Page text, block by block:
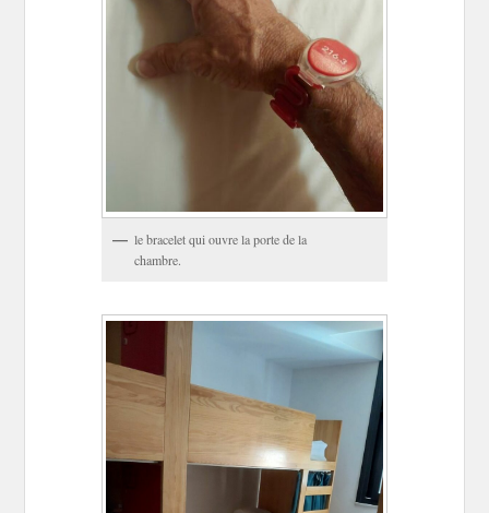
le bracelet qui ouvre la porte de la
chambre.